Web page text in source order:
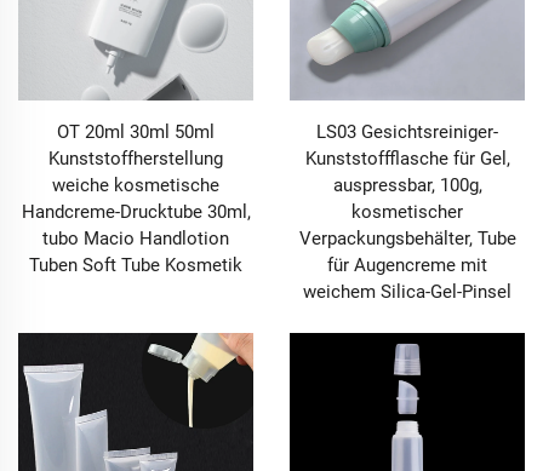
hebt sich die Tubenverpackung als vielseitige,
benutzerfreundliche und hochgradig anpassbare
Option hervor, insbesondere für kosmetische und
pflegende Produkte. Unser Sortiment an
Kunststofftuben für Kosmetikprodukte ist mittlerweile
ein fester Bestandteil führender Beauty-Marken
weltweit und passt sich nahtlos an eine breite Palette
von Formulierungen an: von cremigen
Gesichtsreinigern und aufbaubaren Foundations bis
hin zu leichten BB-Cremes, nährenden Körperlotionen,
hydratisierenden Handcremes, breitspektrigen
Tube, die wir herstellen, ist darauf ausgelegt, nicht nur
die Integrität des Inhalts zu schützen – indem sie
Wirkstoffe bewahrt, Kontamination verhindert und die
Haltbarkeit verlängert –, sondern auch das tägliche
Ritual des Nutzers zu verbessern, mit einer einfachen
Auspressfunktion, präziser Dosierung und einer
OT 20ml 30ml 50ml
Kunststoffherstellung
weiche kosmetische
Handcreme-Drucktube 30ml,
tubo Macio Handlotion
Tuben Soft Tube Kosmetik
LS03 Gesichtsreiniger-
Kunststoffflasche für Gel,
auspressbar, 100g,
kosmetischer
Verpackungsbehälter, Tube
für Augencreme mit
weichem Silica-Gel-Pinsel